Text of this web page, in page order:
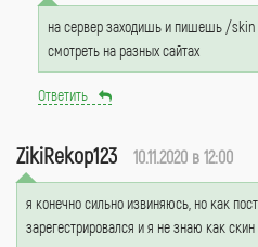
на сервер заходишь и пишешь /skin
смотреть на разных сайтах
Ответить
ZikiRekop123 10.11.2020 в 12:00
я конечно сильно извиняюсь, но как
зарегестрировался и я не знаю как скин